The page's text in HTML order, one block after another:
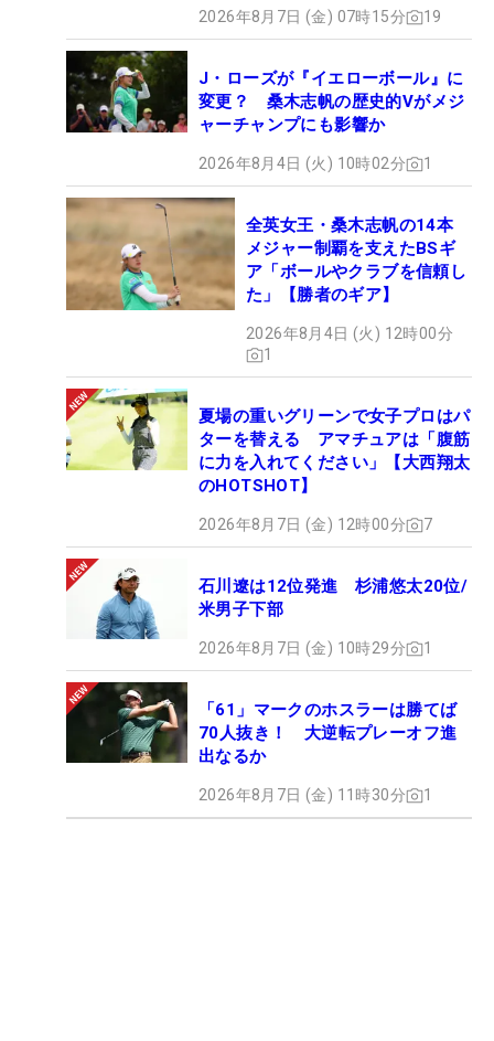
2026年8月7日 (金) 07時15分 19
J・ローズが『イエローボール』に
変更？ 桑木志帆の歴史的Vがメジ
ャーチャンプにも影響か
2026年8月4日 (火) 10時02分 1
全英女王・桑木志帆の14本
メジャー制覇を支えたBSギ
ア「ボールやクラブを信頼し
た」【勝者のギア】
2026年8月4日 (火) 12時00分
1
夏場の重いグリーンで女子プロはパ
ターを替える アマチュアは「腹筋
に力を入れてください」【大西翔太
のHOTSHOT】
2026年8月7日 (金) 12時00分 7
石川遼は12位発進 杉浦悠太20位/
米男子下部
2026年8月7日 (金) 10時29分 1
「61」マークのホスラーは勝てば
70人抜き！ 大逆転プレーオフ進
出なるか
2026年8月7日 (金) 11時30分 1